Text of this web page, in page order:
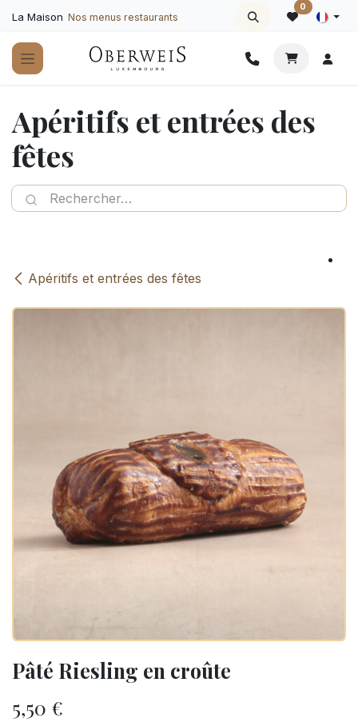
La Maison Nos menus restaurants
0
Apéritifs et entrées des
fêtes
Apéritifs et entrées des fêtes
Pâté Riesling en croûte
5,50 €